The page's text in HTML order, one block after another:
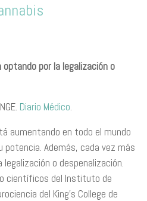
por la legalización o
Diario Médico.
aumentando en todo el mundo
Además, cada vez más
o despenalización.
científicos del Instituto de
del King’s College de